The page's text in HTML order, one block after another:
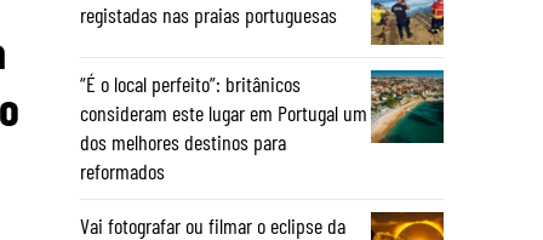
registadas nas praias portuguesas
“É o local perfeito”: britânicos
consideram este lugar em Portugal um
dos melhores destinos para
reformados
Vai fotografar ou filmar o eclipse da